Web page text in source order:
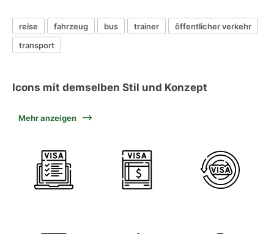
reise fahrzeug bus trainer
öffentlicher verkehr
transport
Icons mit demselben Stil und Konzept
Mehr anzeigen